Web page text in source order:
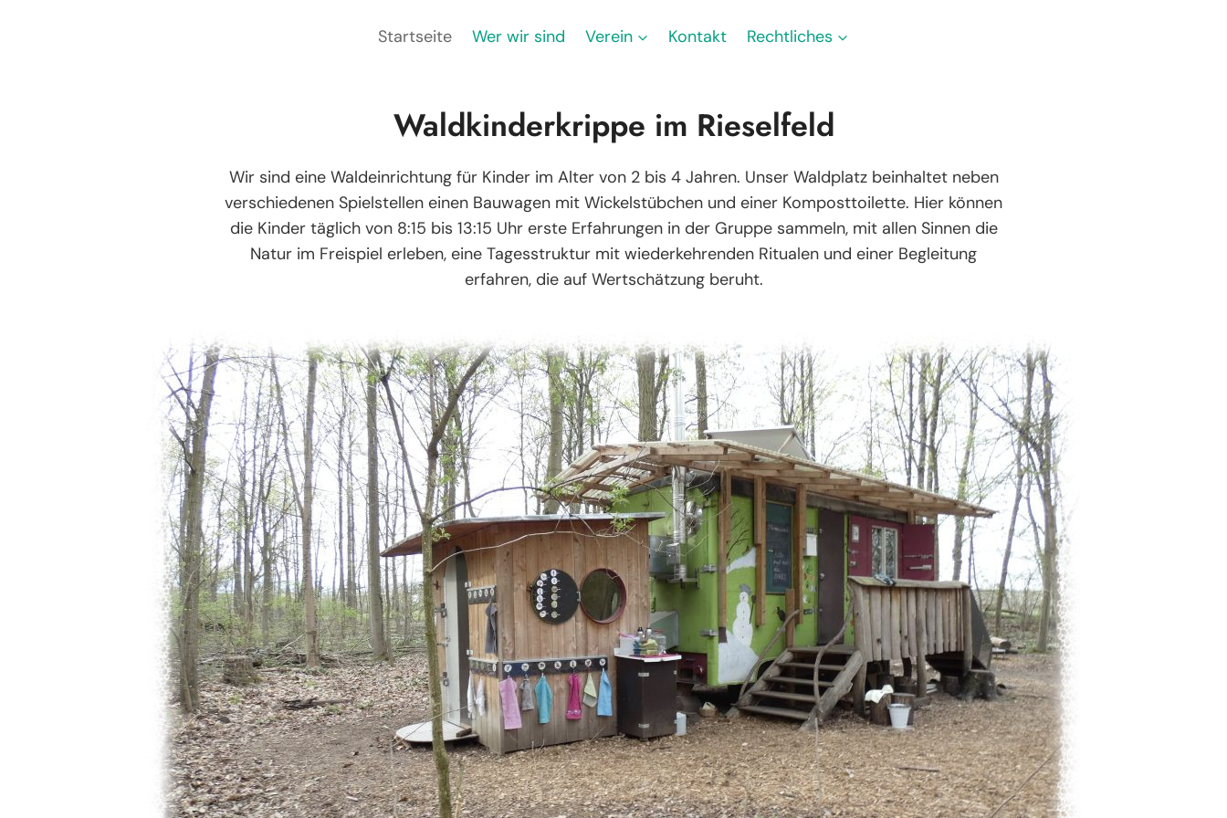
Startseite Wer wir sind Verein Kontakt Rechtliches
Waldkinderkrippe im Rieselfeld
Wir sind eine Waldeinrichtung für Kinder im Alter von 2 bis 4 Jahren. Unser Waldplatz beinhaltet neben
verschiedenen Spielstellen einen Bauwagen mit Wickelstübchen und einer Komposttoilette. Hier können
die Kinder täglich von 8:15 bis 13:15 Uhr erste Erfahrungen in der Gruppe sammeln, mit allen Sinnen die
Natur im Freispiel erleben, eine Tagesstruktur mit wiederkehrenden Ritualen und einer Begleitung
erfahren, die auf Wertschätzung beruht.